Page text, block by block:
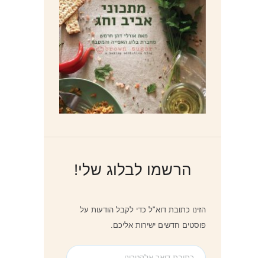
הרשמו לבלוג שלי!
הזינו כתובת דוא"ל כדי לקבל הודעות על
פוסטים חדשים ישירות אליכם.
כתובת